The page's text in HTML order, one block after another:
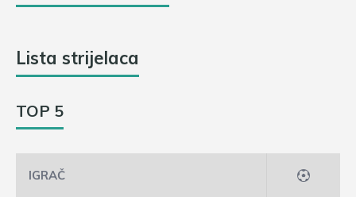
Lista strijelaca
TOP 5
IGRAČ